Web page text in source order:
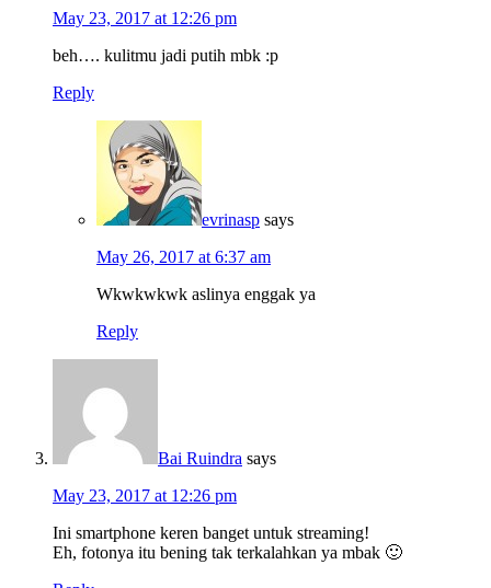
May 23, 2017 at 12:26 pm
beh…. kulitmu jadi putih mbk :p
Reply
evrinasp says
May 26, 2017 at 6:37 am
Wkwkwkwk aslinya enggak ya
Reply
Bai Ruindra says
May 23, 2017 at 12:26 pm
Ini smartphone keren banget untuk streaming!
Eh, fotonya itu bening tak terkalahkan ya mbak 🙂